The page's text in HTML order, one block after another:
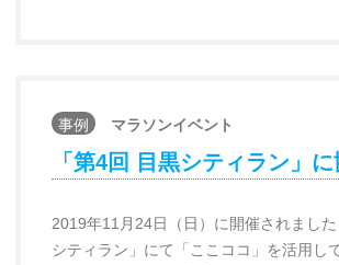
事例 マラソンイベント
「第4回 目黒シティラン」に
2019年11月24日（日）に開催されまし
シティラン」にて「ここココ」を活用し